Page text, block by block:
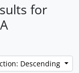
for
Descending